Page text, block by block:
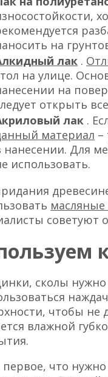
на
лак .
на улице.
на
открыть
лак .
материал –
нанесении. Для
использовать.
советуют
сколы нужно
чтобы не
влажной
первое, что